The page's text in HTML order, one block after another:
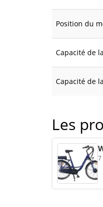
Position du
Capacité de
Capacité de
Les
7